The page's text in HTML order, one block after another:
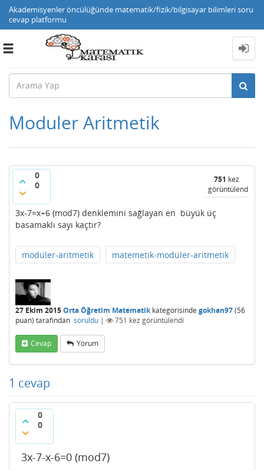
Akademisyenler öncülüğünde matematik/fizik/bilgisayar bilimleri soru
cevap platformu
Toggle
Moduler Aritmetik
0
0
751 kez
görüntülendi
3x-7=x+6 (mod7) denklemini sağlayan en büyük üç
basamaklı sayı kaçtır?
modüler-aritmetik matemetik-modüler-aritmetik
27 Ekim 2015Orta Öğretim Matematikkategorisinde gokhan97(56
puan) tarafından soruldu | 751 kez görüntülendi
Cevap Yorum
1 cevap
0
0
3x-7-x-6=0 (mod7)